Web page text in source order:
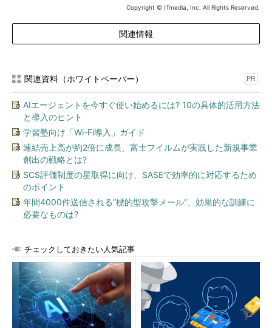
Copyright © ITmedia, Inc. All Rights Reserved.
関連情報
関連資料（ホワイトペーパー） PR
AIエージェントを今すぐ使い始めるには? 10の具体的活用方法
と導入のヒント
学習塾向け「Wi-Fi導入」ガイド
連結売上高が約2倍に成長、富士フイルムが実践した新規事業
創出の戦略とは?
SCS評価制度の星取得に向け、SASEで効率的に対応するため
のポイント
年間4000件送信される“標的型攻撃メール”、効果的な訓練に
必要なものは?
チェックしておきたい人気記事